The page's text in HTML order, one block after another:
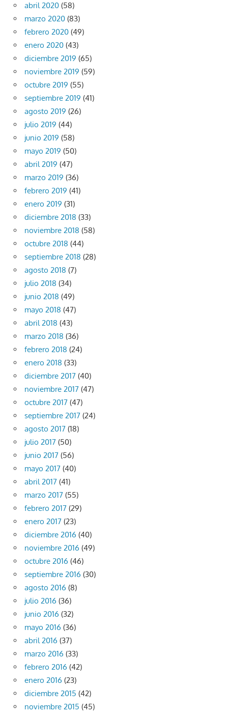
abril 2020 (58)
marzo 2020 (83)
febrero 2020 (49)
enero 2020 (43)
diciembre 2019 (65)
noviembre 2019 (59)
octubre 2019 (55)
septiembre 2019 (41)
agosto 2019 (26)
julio 2019 (44)
junio 2019 (58)
mayo 2019 (50)
abril 2019 (47)
marzo 2019 (36)
febrero 2019 (41)
enero 2019 (31)
diciembre 2018 (33)
noviembre 2018 (58)
octubre 2018 (44)
septiembre 2018 (28)
agosto 2018 (7)
julio 2018 (34)
junio 2018 (49)
mayo 2018 (47)
abril 2018 (43)
marzo 2018 (36)
febrero 2018 (24)
enero 2018 (33)
diciembre 2017 (40)
noviembre 2017 (47)
octubre 2017 (47)
septiembre 2017 (24)
agosto 2017 (18)
julio 2017 (50)
junio 2017 (56)
mayo 2017 (40)
abril 2017 (41)
marzo 2017 (55)
febrero 2017 (29)
enero 2017 (23)
diciembre 2016 (40)
noviembre 2016 (49)
octubre 2016 (46)
septiembre 2016 (30)
agosto 2016 (8)
julio 2016 (36)
junio 2016 (32)
mayo 2016 (36)
abril 2016 (37)
marzo 2016 (33)
febrero 2016 (42)
enero 2016 (23)
diciembre 2015 (42)
noviembre 2015 (45)